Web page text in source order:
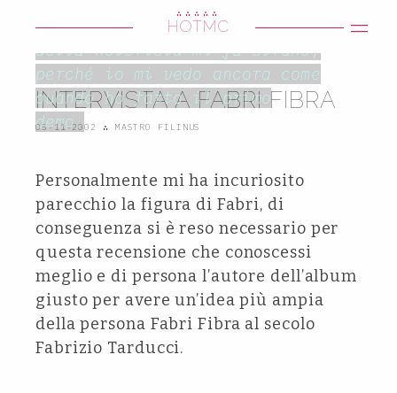
HOTMC
∴∴∴∴∴
INTERVISTA A FABRI FIBRA
05-11-2002 ∴ MASTRO FILINUS
“
Mi parli di fama, e sta cosa
della notorietà mi fa strano,
perché io mi vedo ancora come
quando ho fatto il primo
demo.
Personalmente mi ha incuriosito
parecchio la figura di Fabri, di
conseguenza si è reso necessario per
questa recensione che conoscessi
meglio e di persona l’autore dell’album
giusto per avere un’idea più ampia
della persona Fabri Fibra al secolo
Fabrizio Tarducci.